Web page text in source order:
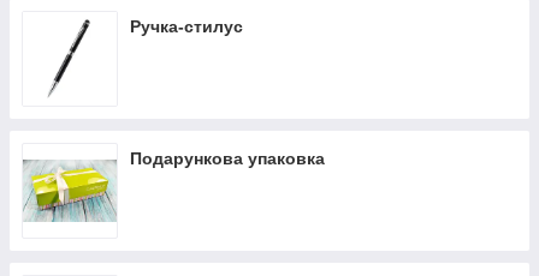
Ручка-стилус
Подарункова упаковка